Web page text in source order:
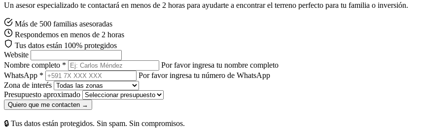
Un asesor especializado te contactará en menos de 2 horas para ayudarte a encontrar el terreno perfecto para tu familia o inversión.
Más de 500 familias asesoradas
Respondemos en menos de 2 horas
Tus datos están 100% protegidos
Website
Nombre completo *
Por favor ingresa tu nombre completo
WhatsApp *
Por favor ingresa tu número de WhatsApp
Zona de interés
Presupuesto aproximado
Quiero que me contacten →
🔒 Tus datos están protegidos. Sin spam. Sin compromisos.